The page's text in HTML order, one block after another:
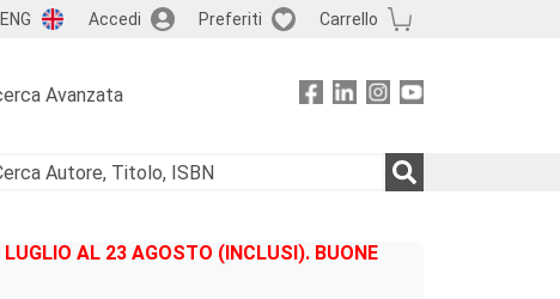
ENG Accedi Preferiti Carrello
Avanzata
AL 23 AGOSTO (INCLUSI). BUONE